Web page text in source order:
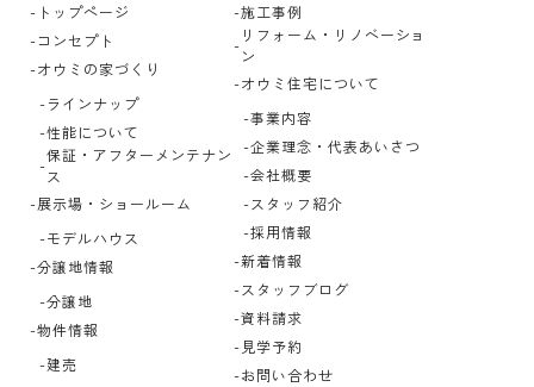
トップページ
コンセプト
オウミの家づくり
ラインナップ
性能について
保証・アフターメンテナン
ス
展示場・ショールーム
モデルハウス
分譲地情報
分譲地
物件情報
建売
施工事例
リフォーム・リノベーショ
ン
オウミ住宅について
事業内容
企業理念・代表あいさつ
会社概要
スタッフ紹介
採用情報
新着情報
スタッフブログ
資料請求
見学予約
お問い合わせ